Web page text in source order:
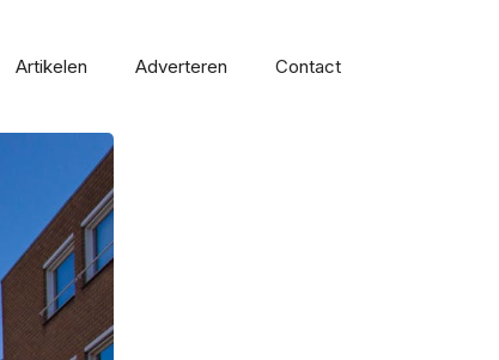
Artikelen Adverteren Contact